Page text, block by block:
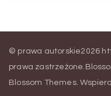
© prawa autorskie2026
prawa zastrzeżone.
Blossom Themes.